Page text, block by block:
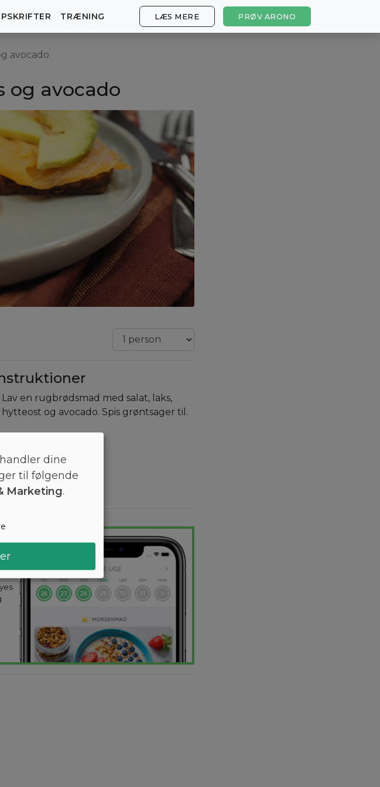
TRÆNING LÆS MERE PRØV ARONO
avocado
og avocado
Lav en rugbrødsmad med salat, laks,
hytteost og avocado. Spis grøntsager til.
dine
til følgende
Marketing.